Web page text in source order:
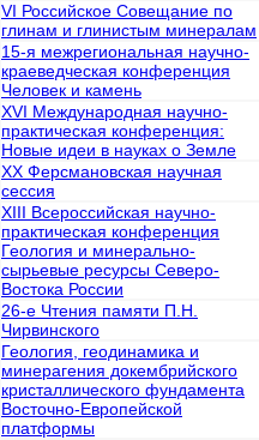
VI Российское Совещание по
глинам и глинистым минералам
15-я межрегиональная научно-
краеведческая конференция
Человек и камень
XVI Международная научно-
практическая конференция:
Новые идеи в науках о Земле
XX Ферсмановская научная
сессия
XIII Вcероссийская научно-
практическая конференция
Геология и минерально-
сырьевые ресурсы Северо-
Востока России
26-е Чтения памяти П.Н.
Чирвинского
Геология, геодинамика и
минерагения докембрийского
кристаллического фундамента
Восточно-Европейской
платформы